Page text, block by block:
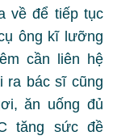
về để tiếp tục
ông kĩ lưỡng
cần liên hệ
ra bác sĩ cũng
ăn uống đủ
tăng sức đề